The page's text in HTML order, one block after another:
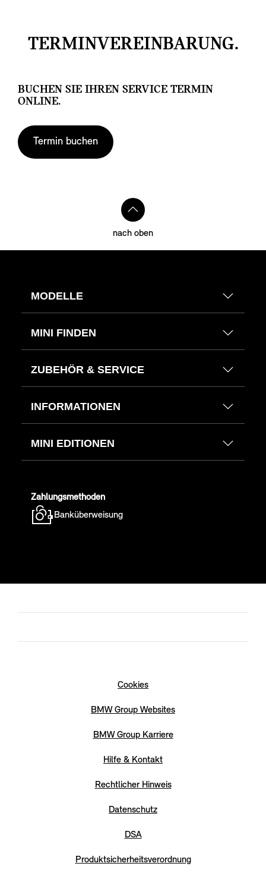
TERMINVEREINBARUNG.
BUCHEN SIE IHREN SERVICE TERMIN
ONLINE.
Termin buchen
nach oben
MODELLE
MINI FINDEN
ZUBEHÖR & SERVICE
INFORMATIONEN
MINI EDITIONEN
Zahlungsmethoden
Banküberweisung
Cookies
BMW Group Websites
BMW Group Karriere
Hilfe & Kontakt
Rechtlicher Hinweis
Datenschutz
DSA
Produktsicherheitsverordnung